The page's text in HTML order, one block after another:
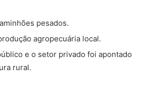
pesados.
agropecuária local.
e o setor privado foi apontado
rural.